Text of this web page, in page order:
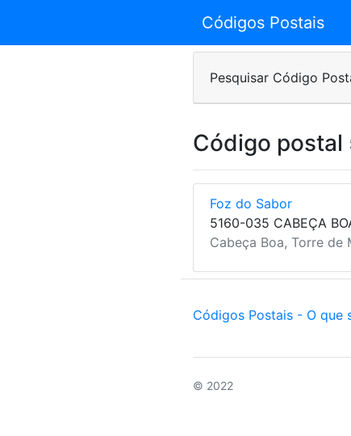
Códigos Postais
Pesquisar Código
Código
Foz do Sabor
5160-035 CABEÇA
Cabeça Boa, Torre de
Códigos Postais - O que
© 2022